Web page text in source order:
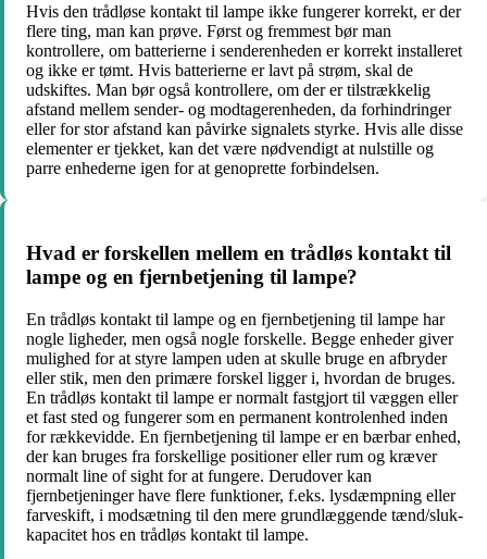
Hvis den trådløse kontakt til lampe ikke fungerer korrekt, er der
flere ting, man kan prøve. Først og fremmest bør man
kontrollere, om batterierne i senderenheden er korrekt installeret
og ikke er tømt. Hvis batterierne er lavt på strøm, skal de
udskiftes. Man bør også kontrollere, om der er tilstrækkelig
afstand mellem sender- og modtagerenheden, da forhindringer
eller for stor afstand kan påvirke signalets styrke. Hvis alle disse
elementer er tjekket, kan det være nødvendigt at nulstille og
parre enhederne igen for at genoprette forbindelsen.
Hvad er forskellen mellem en trådløs kontakt til
lampe og en fjernbetjening til lampe?
En trådløs kontakt til lampe og en fjernbetjening til lampe har
nogle ligheder, men også nogle forskelle. Begge enheder giver
mulighed for at styre lampen uden at skulle bruge en afbryder
eller stik, men den primære forskel ligger i, hvordan de bruges.
En trådløs kontakt til lampe er normalt fastgjort til væggen eller
et fast sted og fungerer som en permanent kontrolenhed inden
for rækkevidde. En fjernbetjening til lampe er en bærbar enhed,
der kan bruges fra forskellige positioner eller rum og kræver
normalt line of sight for at fungere. Derudover kan
fjernbetjeninger have flere funktioner, f.eks. lysdæmpning eller
farveskift, i modsætning til den mere grundlæggende tænd/sluk-
kapacitet hos en trådløs kontakt til lampe.